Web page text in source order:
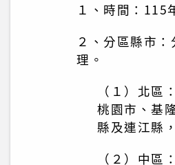
１、時間：115
２、分區縣市
理。
（１）北區
桃園市、基
縣及連江縣
（２）中區